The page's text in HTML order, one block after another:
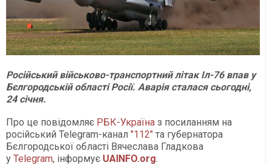
Російський військово-транспортний літак Іл-76 впав у
Бєлгородській області Росії. Аварія сталася сьогодні,
24 січня.
Про це повідомляє РБК-Україна з посиланням на
російський Telegram-канал "112" та губернатора
Бєлгородської області Вячеслава Гладкова
у Telegram, інформує UAINFO.org.